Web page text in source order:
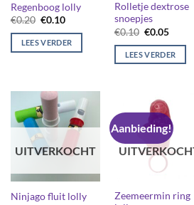
Regenboog lolly
€0.20 Oorspronkelijke
was:
€0.20.
€0.10Huidige
is:
€0.10.
LEES VERDER
Rolletje dextrose
snoepjes
€0.10
was:
€0.10.
€0.05
is:
€0.05.
LEES VERDER
UITVERKOCHT
Ninjago fluit lolly
Aanbieding!
Zeemeermin ring